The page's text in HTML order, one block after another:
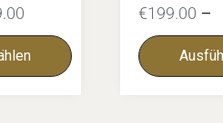
€199.00 –